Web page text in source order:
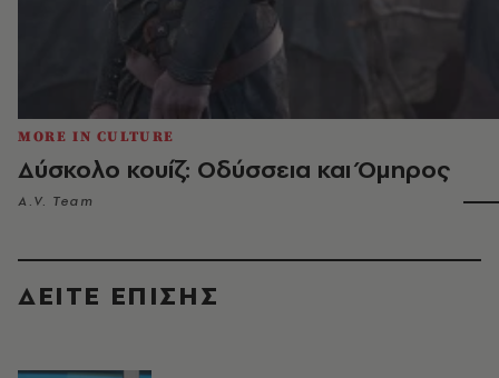
MORE IN CULTURE
Δύσκολο κουίζ: Οδύσσεια και Όμηρος
A.V. Team
ΔΕΙΤΕ ΕΠΙΣΗΣ